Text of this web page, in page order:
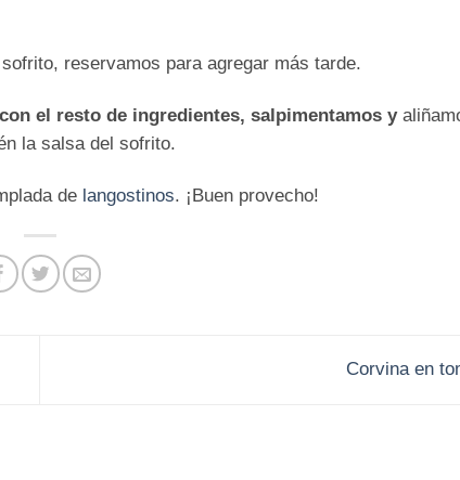
reservamos para agregar más tarde.
el resto de ingredientes, salpimentamos y
la salsa del sofrito.
de langostinos. ¡Buen provecho!
Corvina en